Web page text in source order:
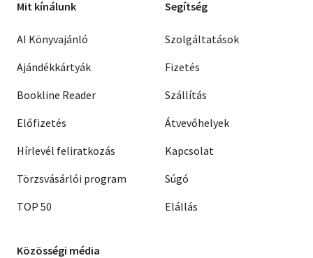
Mit kínálunk
AI Könyvajánló
Ajándékkártyák
Bookline Reader
Előfizetés
Hírlevél feliratkozás
Törzsvásárlói program
TOP 50
Segítség
Szolgáltatások
Fizetés
Szállítás
Átvevőhelyek
Kapcsolat
Súgó
Elállás
Közösségi média